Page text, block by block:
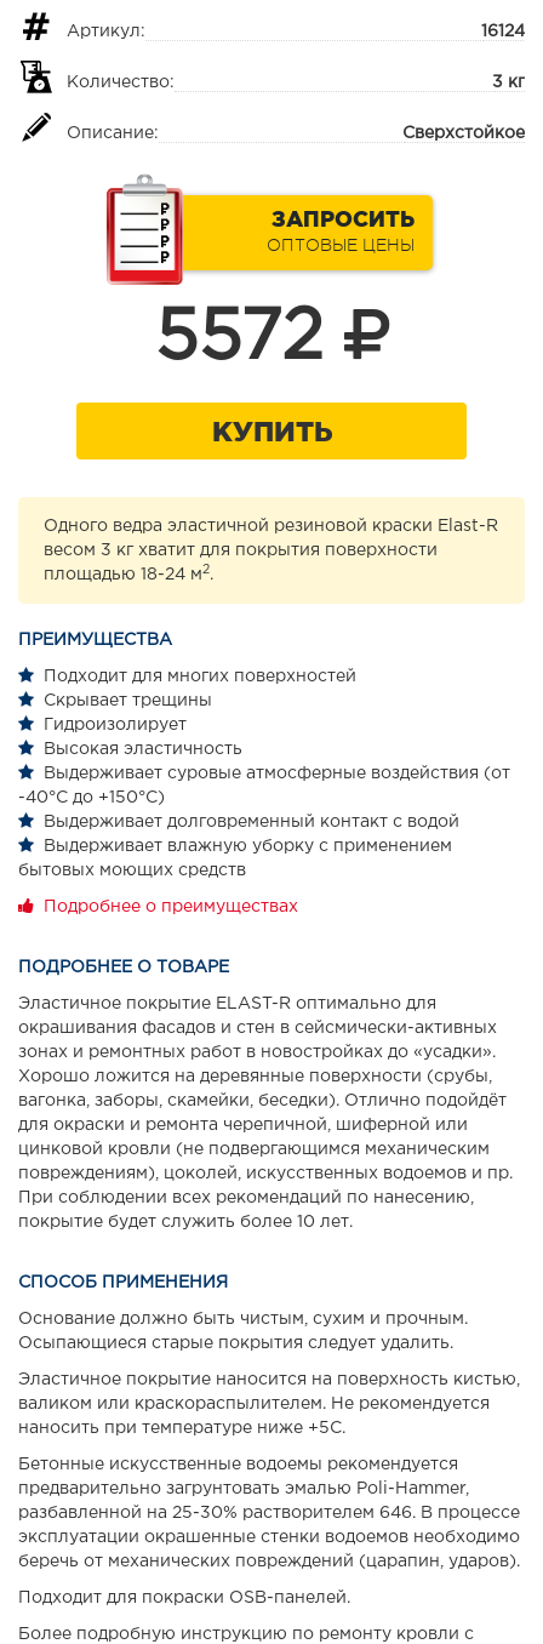
Артикул: 16124
Количество: 3 кг
Описание: Сверхстойкое
ЗАПРОСИТЬ
ОПТОВЫЕ ЦЕНЫ
5572
КУПИТЬ
Одного ведра эластичной резиновой краски Elast-R
весом 3 кг хватит для покрытия поверхности
площадью 18-24 м 2.
ПРЕИМУЩЕСТВА
Подходит для многих поверхностей
Скрывает трещины
Гидроизолирует
Высокая эластичность
Выдерживает суровые атмосферные воздействия (от
-40°С до +150°С)
Выдерживает долговременный контакт с водой
Выдерживает влажную уборку с применением
бытовых моющих средств
Подробнее о преимуществах
ПОДРОБНЕЕ О ТОВАРЕ
Эластичное покрытие ELAST-R оптимально для
окрашивания фасадов и стен в сейсмически-активных
зонах и ремонтных работ в новостройках до «усадки».
Хорошо ложится на деревянные поверхности (срубы,
вагонка, заборы, скамейки, беседки). Отлично подойдёт
для окраски и ремонта черепичной, шиферной или
цинковой кровли (не подвергающимся механическим
повреждениям), цоколей, искусственных водоемов и пр.
При соблюдении всех рекомендаций по нанесению,
покрытие будет служить более 10 лет.
СПОСОБ ПРИМЕНЕНИЯ
Основание должно быть чистым, сухим и прочным.
Осыпающиеся старые покрытия следует удалить.
Эластичное покрытие наносится на поверхность кистью,
валиком или краскораспылителем. Не рекомендуется
наносить при температуре ниже +5С.
Бетонные искусственные водоемы рекомендуется
предварительно загрунтовать эмалью Poli-Hammer,
разбавленной на 25-30% растворителем 646. В процессе
эксплуатации окрашенные стенки водоемов необходимо
беречь от механических повреждений (царапин, ударов).
Подходит для покраски OSB-панелей.
Более подробную инструкцию по ремонту кровли с